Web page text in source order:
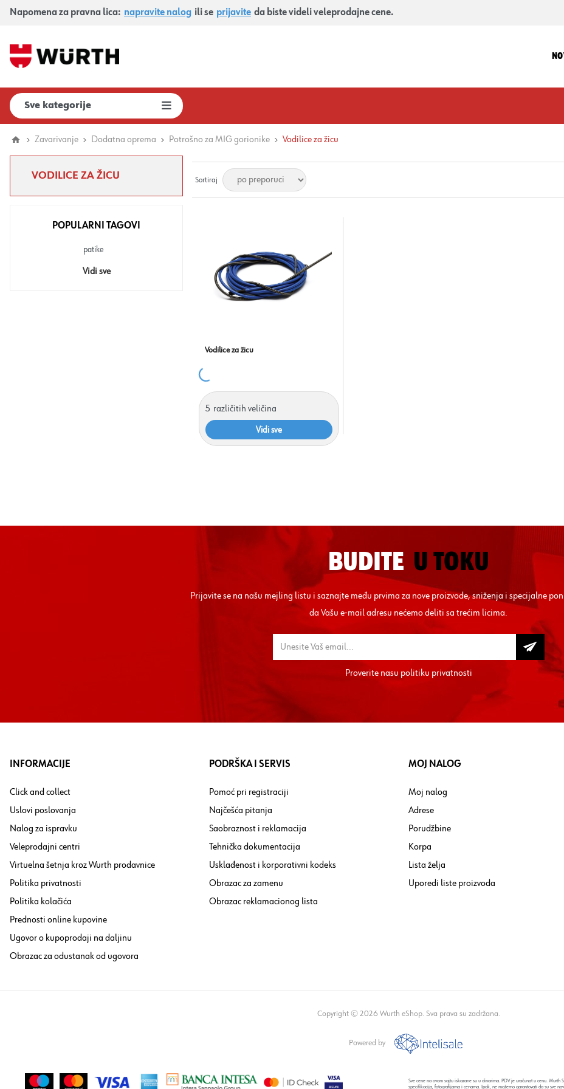
Napomena za pravna lica: napravite nalog ili se prijavite da biste videli veleprodajne cene.
Sve kategorije
Zavarivanje Dodatna oprema Potrošno za MIG gorionike Vodilice za žicu
Sortiraj
Vodilice za žicu
5 različitih veličina
Vidi sve
VODILICE ZA ŽICU
POPULARNI TAGOVI
patike
Vidi sve
BUDITE U TOKU
Prijavite se na našu mejling listu i saznajte među prvima za nove proizvode, sniženja i specijalne
da Vašu e-mail adresu nećemo deliti sa trećim licima.
Proverite nasupolitiku privatnosti
INFORMACIJE
Click and collect
Uslovi poslovanja
Nalog za ispravku
Veleprodajni centri
Virtuelna šetnja kroz Wurth prodavnice
Politika privatnosti
Politika kolačića
Prednosti online kupovine
Ugovor o kupoprodaji na daljinu
Obrazac za odustanak od ugovora
PODRŠKA I SERVIS
Pomoć pri registraciji
Najčešća pitanja
Saobraznost i reklamacija
Tehnička dokumentacija
Usklađenost i korporativni kodeks
Obrazac za zamenu
Obrazac reklamacionog lista
MOJ NALOG
Moj nalog
Adrese
Porudžbine
Korpa
Lista želja
Uporedi liste proizvoda
Copyright © 2026 Wurth eShop. Sva prava su zadržana.
Powered by
Sve cene na ovom sajtu iskazane su u dinarima. PDV je uračunat u cenu.
specifikacija, fotografijama i cenama. Ipak, ne možemo garantovati da su sve